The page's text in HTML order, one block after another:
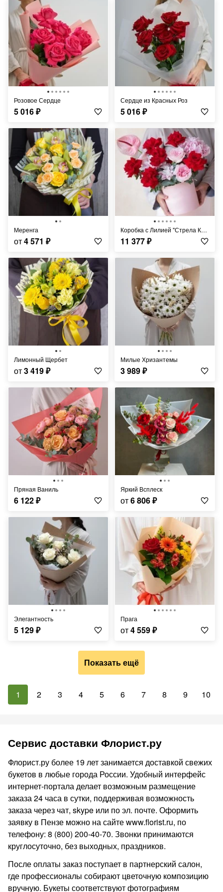
Розовое Сердце
5 016₽
Сердце из Красных Роз
5 016₽
Меренга
от4 571 ₽
Коробка с Лилией "Стрела Купидона"
11 377₽
Лимонный Щербет
от3 419₽
Милые Хризантемы
3 989₽
Пряная Ваниль
6 122₽
Яркий Всплеск
от6 806₽
Элегантность
5 129₽
Прага
от4 559₽
Показать ещё
1 2 3 4 5 6 7 8 9 10
Сервис доставки Флорист.ру
Флорист.ру более 19 лет занимается доставкой свежих
букетов в любые города России. Удобный интерфейс
интернет-портала делает возможным размещение
заказа 24 часа в сутки, поддерживая возможность
заказа через чат, skype или по эл. почте. Оформить
заявку в Пензе можно на сайте www.florist.ru, по
телефону: 8 (800) 200-40-70. Звонки принимаются
круглосуточно, без выходных, праздников.
После оплаты заказ поступает в партнерский салон,
где профессионалы собирают цветочную композицию
вручную. Букеты соответствуют фотографиям